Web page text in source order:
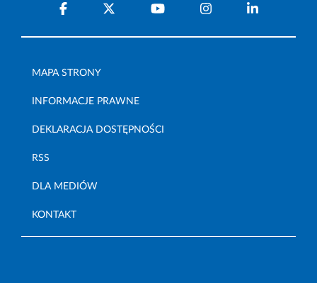
MAPA STRONY
INFORMACJE PRAWNE
DEKLARACJA DOSTĘPNOŚCI
RSS
DLA MEDIÓW
KONTAKT